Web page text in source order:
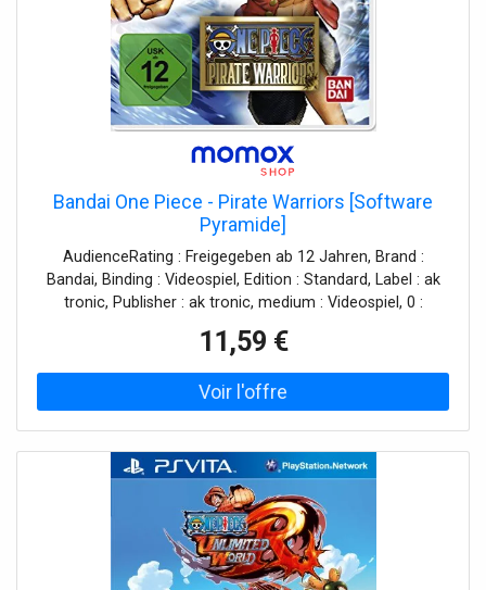
Bandai One Piece - Pirate Warriors [Software
Pyramide]
AudienceRating : Freigegeben ab 12 Jahren, Brand :
Bandai, Binding : Videospiel, Edition : Standard, Label : ak
tronic, Publisher : ak tronic, medium : Videospiel, 0 :
Playstation 3, 0 : PlayStation 3, releaseDate : 2014-07-08
11,59 €